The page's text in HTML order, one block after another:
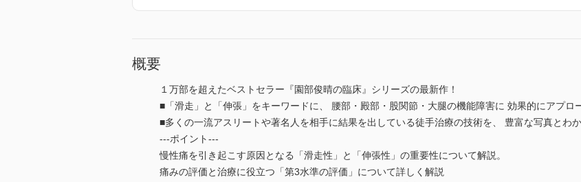
概要
１万部を超えたベストセラー『園部俊晴の臨床』シリーズの最新作！
■「滑走」と「伸張」をキーワードに、 腰部・殿部・股関節・大腿の機能障害に 効果的にアプロ
■多くの一流アスリートや著名人を相手に結果を出している徒手治療の技術を、 豊富な写真とわ
---ポイント---
慢性痛を引き起こす原因となる「滑走性」と「伸張性」の重要性について解説。
痛みの評価と治療に役立つ「第3水準の評価」について詳しく解説